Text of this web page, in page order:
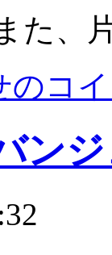
た、
のコ
ン